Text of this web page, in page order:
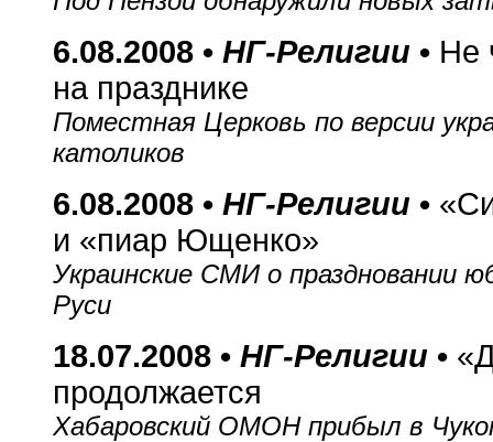
6.08.2008 • НГ-Религии • Не
на празднике
Поместная Церковь по версии
католиков
6.08.2008 • НГ-Религии •
и «пиар Ющенко»
Украинские СМИ о праздновании
Руси
18.07.2008 • НГ-Религии •
продолжается
Хабаровский ОМОН прибыл в